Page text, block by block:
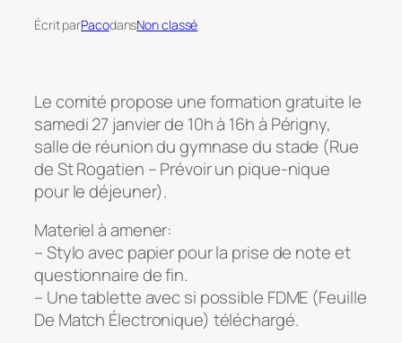
Écrit parPacodansNon classé
Le comité propose une formation gratuite le
samedi 27 janvier de 10h à 16h à Périgny,
salle de réunion du gymnase du stade (Rue
de St Rogatien – Prévoir un pique-nique
pour le déjeuner).
Materiel à amener:
– Stylo avec papier pour la prise de note et
questionnaire de fin.
– Une tablette avec si possible FDME (Feuille
De Match Électronique) téléchargé.